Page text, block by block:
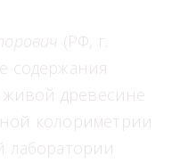
(РФ, г.
содержания
древесине
колориметрии
лаборатории